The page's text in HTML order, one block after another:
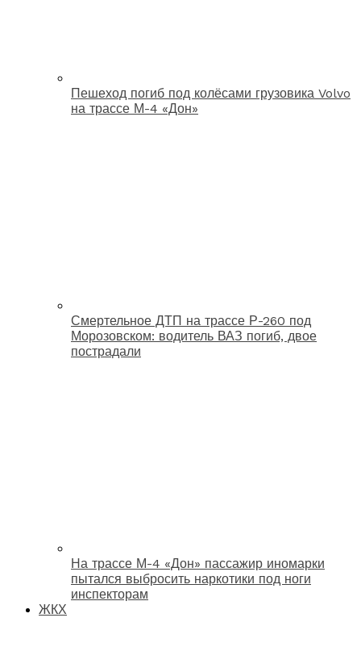
Пешеход погиб под колёсами грузовика Volvo
на трассе М-4 «Дон»
Смертельное ДТП на трассе Р-260 под
Морозовском: водитель ВАЗ погиб, двое
пострадали
На трассе М-4 «Дон» пассажир иномарки
пытался выбросить наркотики под ноги
инспекторам
ЖКХ